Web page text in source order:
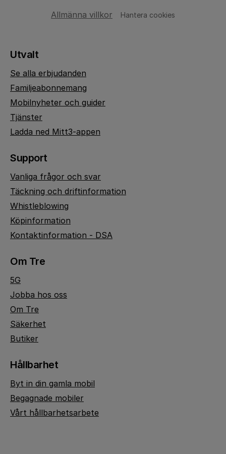
Allmänna villkor Hantera cookies
Utvalt
Se alla erbjudanden
Familjeabonnemang
Mobilnyheter och guider
Tjänster
Ladda ned Mitt3-appen
Support
Vanliga frågor och svar
Täckning och driftinformation
Whistleblowing
Köpinformation
Kontaktinformation - DSA
Om Tre
5G
Jobba hos oss
Om Tre
Säkerhet
Butiker
Hållbarhet
Byt in din gamla mobil
Begagnade mobiler
Vårt hållbarhetsarbete